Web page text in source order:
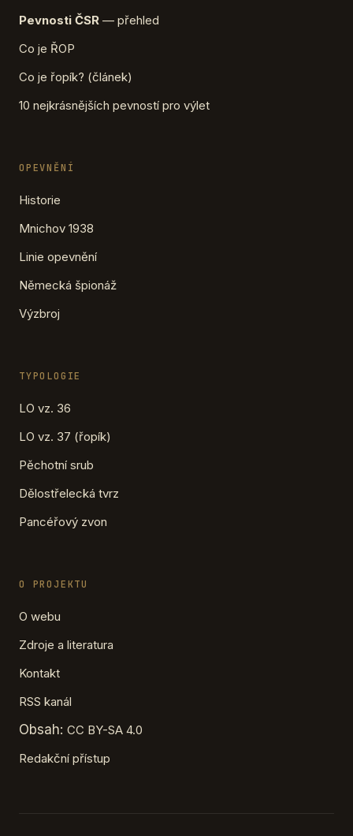
Pevnosti ČSR — přehled
Co je ŘOP
Co je řopík? (článek)
10 nejkrásnějších pevností pro výlet
OPEVNĚNÍ
Historie
Mnichov 1938
Linie opevnění
Německá špionáž
Výzbroj
TYPOLOGIE
LO vz. 36
LO vz. 37 (řopík)
Pěchotní srub
Dělostřelecká tvrz
Pancéřový zvon
O PROJEKTU
O webu
Zdroje a literatura
Kontakt
RSS kanál
Obsah: CC BY-SA 4.0
Redakční přístup